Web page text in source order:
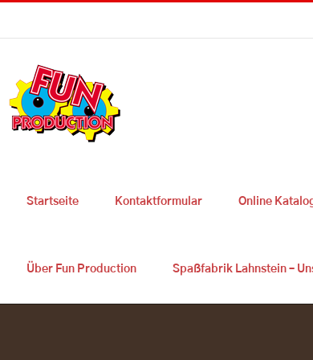
Skip
content
Startseite Kontaktformular Online
Über Fun Production Spaßfabrik Lahnstein –